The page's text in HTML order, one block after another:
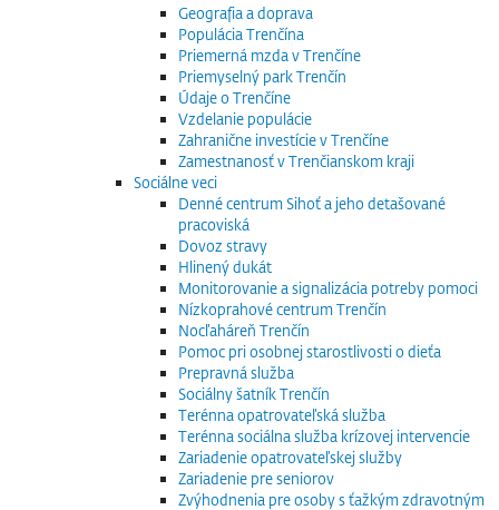
Geografia a doprava
Populácia Trenčína
Priemerná mzda v Trenčíne
Priemyselný park Trenčín
Údaje o Trenčíne
Vzdelanie populácie
Zahranične investície v Trenčíne
Zamestnanosť v Trenčianskom kraji
Sociálne veci
Denné centrum Sihoť a jeho detašované
pracoviská
Dovoz stravy
Hlinený dukát
Monitorovanie a signalizácia potreby pomoci
Nízkoprahové centrum Trenčín
Nocľaháreň Trenčín
Pomoc pri osobnej starostlivosti o dieťa
Prepravná služba
Sociálny šatník Trenčín
Terénna opatrovateľská služba
Terénna sociálna služba krízovej intervencie
Zariadenie opatrovateľskej služby
Zariadenie pre seniorov
Zvýhodnenia pre osoby s ťažkým zdravotným